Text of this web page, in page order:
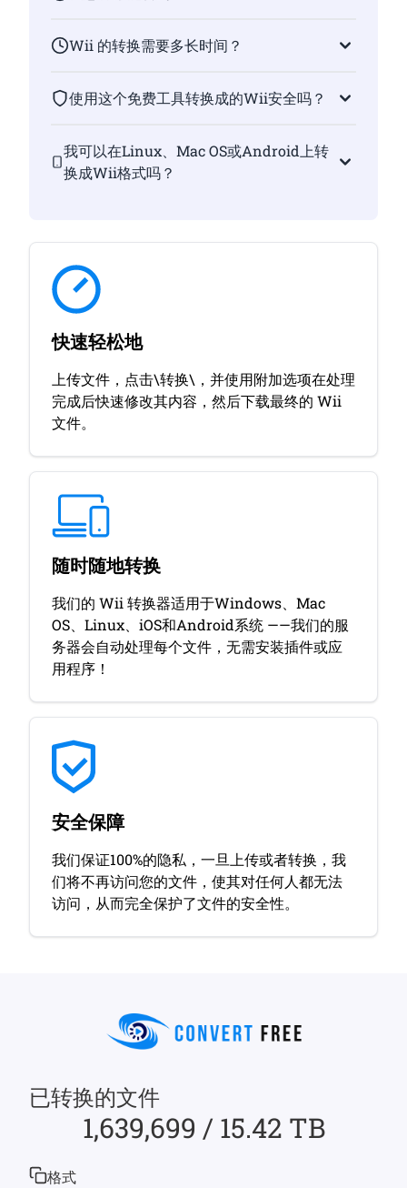
Wii 的转换需要多长时间？
使用这个免费工具转换成的Wii安全吗？
我可以在Linux、Mac OS或Android上转
换成Wii格式吗？
快速轻松地
上传文件，点击\转换\，并使用附加选项在处理
完成后快速修改其内容，然后下载最终的 Wii
文件。
随时随地转换
我们的 Wii 转换器适用于Windows、Mac
OS、Linux、iOS和Android系统 ——我们的服
务器会自动处理每个文件，无需安装插件或应
用程序！
安全保障
我们保证100%的隐私，一旦上传或者转换，我
们将不再访问您的文件，使其对任何人都无法
访问，从而完全保护了文件的安全性。
已转换的文件
1,639,699 / 15.42 TB
格式